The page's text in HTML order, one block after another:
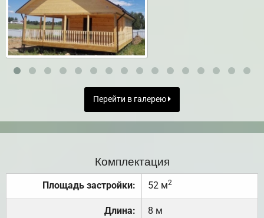
Перейти в галерею
Комплектация
Площадь застройки: 52 м2
Длина: 8 м